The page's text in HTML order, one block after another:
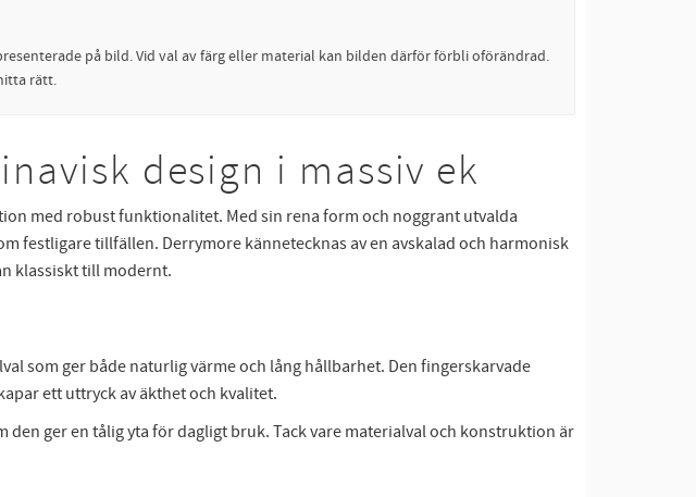
på bild. Vid val av färg eller material kan bilden därför förbli oförändrad.
rätt.
design i massiv ek
med robust funktionalitet. Med sin rena form och noggrant utvalda
festligare tillfällen. Derrymore kännetecknas av en avskalad och harmonisk
klassiskt till modernt.
som ger både naturlig värme och lång hållbarhet. Den fingerskarvade
ett uttryck av äkthet och kvalitet.
ger en tålig yta för dagligt bruk. Tack vare materialval och konstruktion är